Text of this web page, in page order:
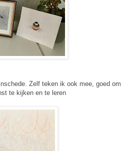
Zelf teken ik ook mee, goed om
te kijken en te leren